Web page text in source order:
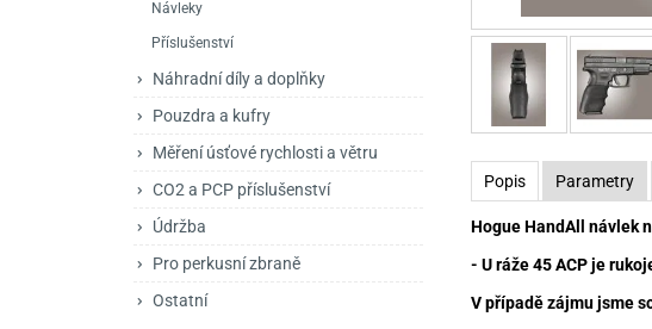
Příslušenství pro zbraně na ZP
Brokovnice opakovací
Brokovnice samonabíjecí
Pistole samonabíjecí
Kuchyňské nože
Příslušenství pro nože
Luky
Kuše
Obranné spreje
Pro lištu
Adaptéry
Pro lištu
Náboje
Návleky
Příslušenství
Náhradní díly a doplňky
Pouzdra a kufry
Měření úsťové rychlosti a větru
CO2 a PCP příslušenství
Údržba
Pro perkusní zbraně
Ostatní
Popis Parametry
Hogue HandAll návlek
- U ráže 45 ACP je
V případě zájmu jsme